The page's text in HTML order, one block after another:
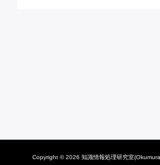
Copyright © 2026 知識情報処理研究室